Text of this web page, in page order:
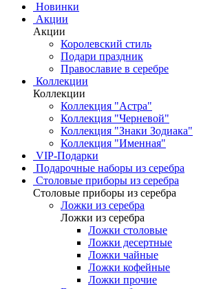
Новинки
Акции
Акции
Королевский стиль
Подари праздник
Православие в серебре
Коллекции
Коллекции
Коллекция "Астра"
Коллекция "Черневой"
Коллекция "Знаки Зодиака"
Коллекция "Именная"
VIP-Подарки
Подарочные наборы из серебра
Столовые приборы из серебра
Столовые приборы из серебра
Ложки из серебра
Ложки из серебра
Ложки столовые
Ложки десертные
Ложки чайные
Ложки кофейные
Ложки прочие